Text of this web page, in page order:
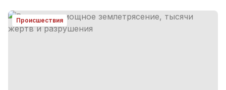
Происшествия